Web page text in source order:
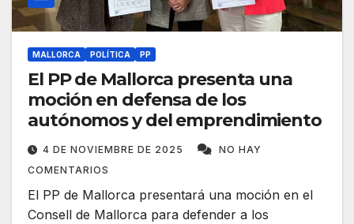
MALLORCA POLÍTICA PP
El PP de Mallorca presenta una
moción en defensa de los
autónomos y del emprendimiento
4 DE NOVIEMBRE DE 2025
NO HAY
COMENTARIOS
El PP de Mallorca presentará una moción en el
Consell de Mallorca para defender a los